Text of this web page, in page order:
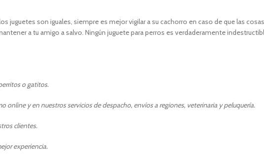
juguetes son iguales, siempre es mejor vigilar a su cachorro en caso de que las
a tu amigo a salvo. Ningún juguete para perros es verdaderamente
o gatitos.
y en nuestros servicios de despacho, envíos a regiones, veterinaria y peluquería.
clientes.
experiencia.